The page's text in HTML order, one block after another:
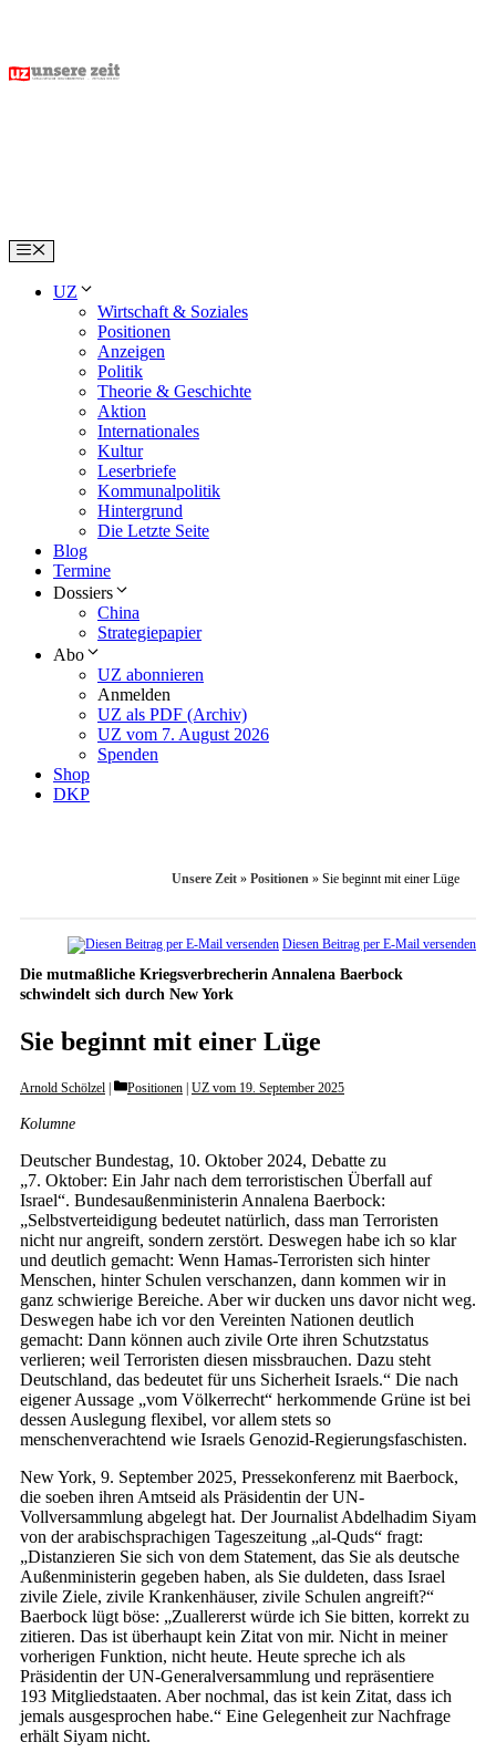
content
Menu
UZ
Wirtschaft & Soziales
Positionen
Anzeigen
Politik
Theorie & Geschichte
Aktion
Internationales
Kultur
Leserbriefe
Kommunalpolitik
Hintergrund
Die Letzte Seite
Blog
Termine
Dossiers
China
Strategiepapier
Abo
UZ abonnieren
Anmelden
UZ als PDF (Archiv)
UZ vom 7. August 2026
Spenden
Shop
DKP
Unsere Zeit » Positionen » Sie beginnt mit einer Lüge
Diesen Beitrag per E-Mail versenden
Die mutmaßliche Kriegsverbrecherin Annalena Baer­bock
schwindelt sich durch New York
Sie beginnt mit einer Lüge
Arnold Schölzel Categories
Positionen UZ vom 19. September 2025
Kolumne
Deutscher Bundestag, 10. Oktober 2024, Debatte zu
„7. Oktober: Ein Jahr nach dem terroristischen Überfall auf
Israel“. Bundesaußenministerin Annalena Baer­bock:
„Selbstverteidigung bedeutet natürlich, dass man Terroristen
nicht nur angreift, sondern zerstört. Deswegen habe ich so klar
und deutlich gemacht: Wenn Hamas-Terroristen sich hinter
Menschen, hinter Schulen verschanzen, dann kommen wir in
ganz schwierige Bereiche. Aber wir ducken uns davor nicht weg.
Deswegen habe ich vor den Vereinten Nationen deutlich
gemacht: Dann können auch zivile Orte ihren Schutzstatus
verlieren; weil Terroristen diesen missbrauchen. Dazu steht
Deutschland, das bedeutet für uns Sicherheit Israels.“ Die nach
eigener Aussage „vom Völkerrecht“ herkommende Grüne ist bei
dessen Auslegung flexibel, vor allem stets so
menschenverachtend wie Israels Genozid-Regierungsfaschisten.
New York, 9. September 2025, Pressekonferenz mit Baer­bock,
die soeben ihren Amtseid als Präsidentin der UN-
Vollversammlung abgelegt hat. Der Journalist Abdelhadim Siyam
von der arabischsprachigen Tageszeitung „al-Quds“ fragt:
„Distanzieren Sie sich von dem Statement, das Sie als deutsche
Außenministerin gegeben haben, als Sie duldeten, dass Israel
zivile Ziele, zivile Krankenhäuser, zivile Schulen angreift?“
Baer­bock lügt böse: „Zuallererst würde ich Sie bitten, korrekt zu
zitieren. Das ist überhaupt kein Zitat von mir. Nicht in meiner
vorherigen Funktion, nicht heute. Heute spreche ich als
Präsidentin der UN-Generalversammlung und repräsentiere
193 Mitgliedstaaten. Aber nochmal, das ist kein Zitat, dass ich
jemals ausgesprochen habe.“ Eine Gelegenheit zur Nachfrage
erhält Siyam nicht.